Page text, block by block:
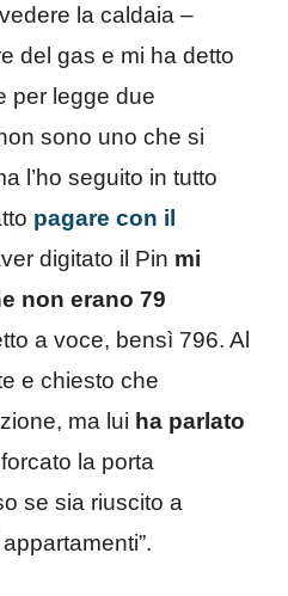
la caldaia –
del gas e mi ha detto
per legge due
sono uno che si
l’ho seguito in tutto
pagare con il
digitato il Pin mi
non erano 79
a voce, bensì 796. Al
e chiesto che
ma lui ha parlato
la porta
se sia riuscito a